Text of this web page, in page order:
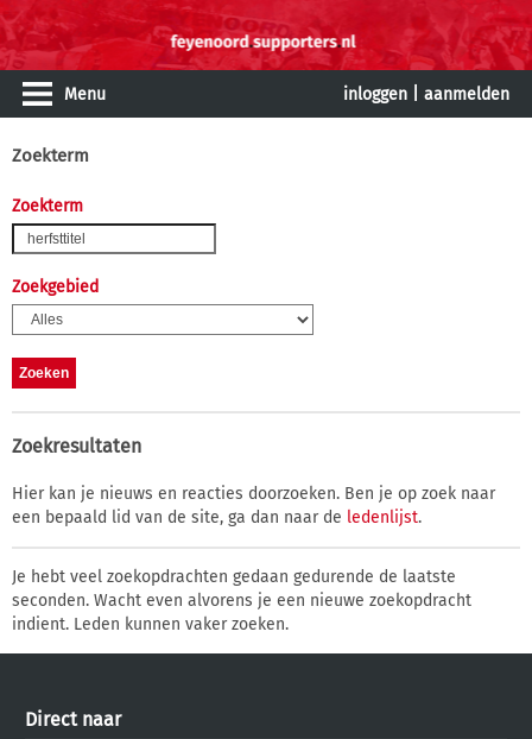
Menu inloggen aanmelden
Zoekterm
Zoekterm
Zoekgebied
Zoekresultaten
Hier kan je nieuws en reacties doorzoeken. Ben je op zoek naar
een bepaald lid van de site, ga dan naar de ledenlijst.
Je hebt veel zoekopdrachten gedaan gedurende de laatste
seconden. Wacht even alvorens je een nieuwe zoekopdracht
indient. Leden kunnen vaker zoeken.
Direct naar